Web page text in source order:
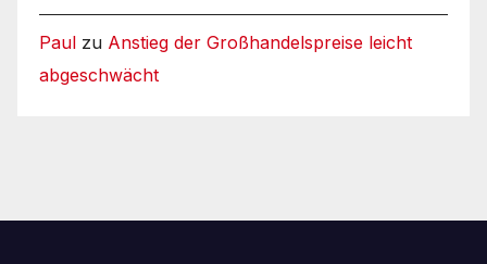
Paul zu Anstieg der Großhandelspreise leicht
abgeschwächt